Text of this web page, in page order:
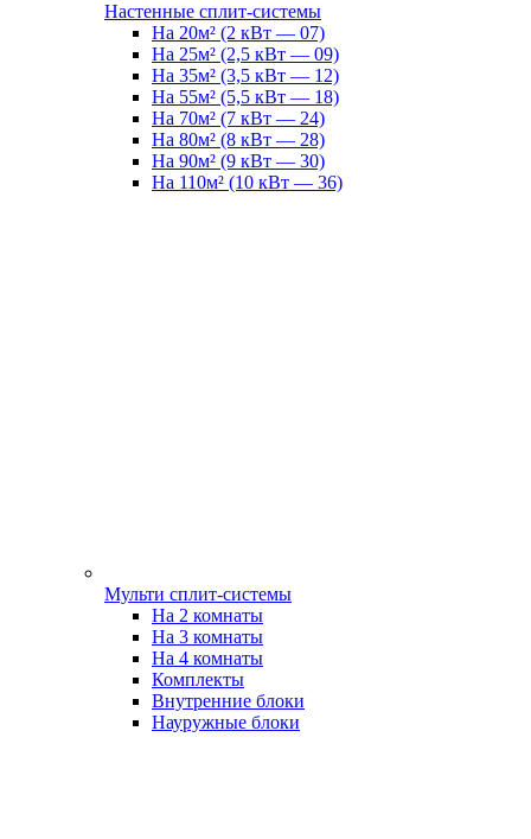
Настенные сплит-системы
На 20м² (2 кВт — 07)
На 25м² (2,5 кВт — 09)
На 35м² (3,5 кВт — 12)
На 55м² (5,5 кВт — 18)
На 70м² (7 кВт — 24)
На 80м² (8 кВт — 28)
На 90м² (9 кВт — 30)
На 110м² (10 кВт — 36)
Мульти сплит-системы
На 2 комнаты
На 3 комнаты
На 4 комнаты
Комплекты
Внутренние блоки
Науружные блоки